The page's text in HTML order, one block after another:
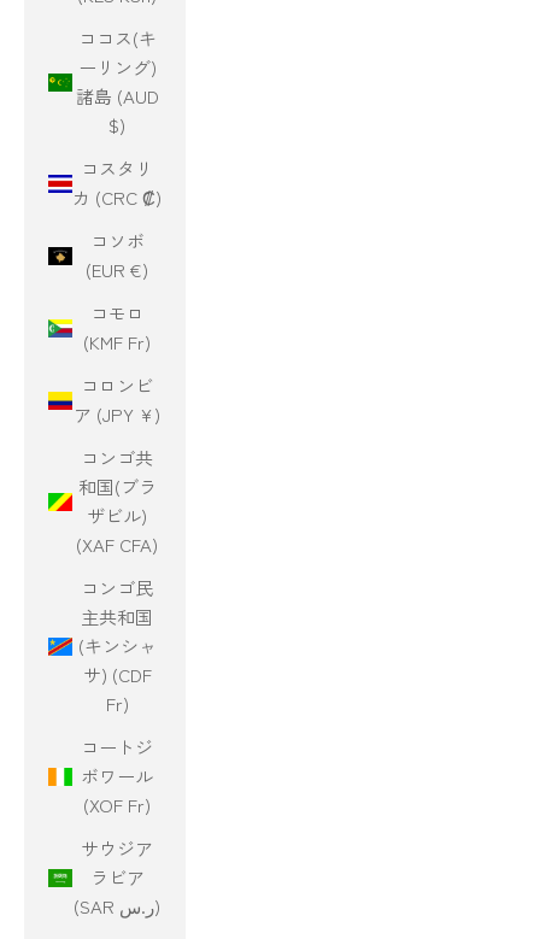
ココス(キ
ーリング)
諸島 (AUD
$)
コスタリ
カ (CRC ₡)
コソボ
(EUR €)
コモロ
(KMF Fr)
コロンビ
ア (JPY ¥)
コンゴ共
和国(ブラ
ザビル)
(XAF CFA)
コンゴ民
主共和国
(キンシャ
サ) (CDF
Fr)
コートジ
ボワール
(XOF Fr)
サウジア
ラビア
(SAR ر.س)